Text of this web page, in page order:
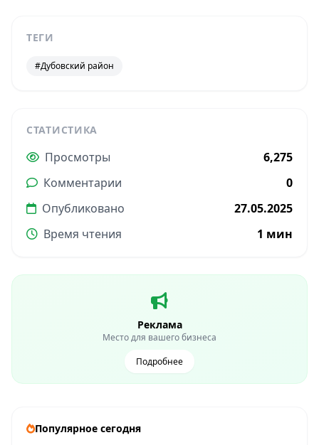
ТЕГИ
#Дубовский район
СТАТИСТИКА
Просмотры
6,275
Комментарии
0
Опубликовано
27.05.2025
Время чтения
1 мин
Реклама
Место для вашего бизнеса
Подробнее
Популярное сегодня